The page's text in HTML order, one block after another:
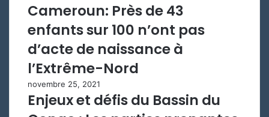
Cameroun: Près de 43
enfants sur 100 n’ont pas
d’acte de naissance à
l’Extrême-Nord
novembre 25, 2021
Enjeux et défis du Bassin du